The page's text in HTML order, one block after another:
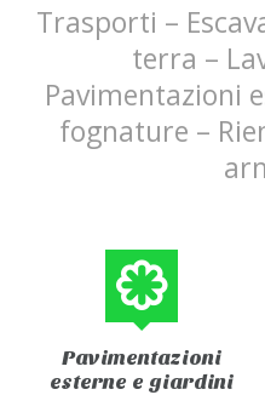
Trasporti –
terra –
Pavimentazioni
fognature –
Pavimentazioni
esterne e giardini